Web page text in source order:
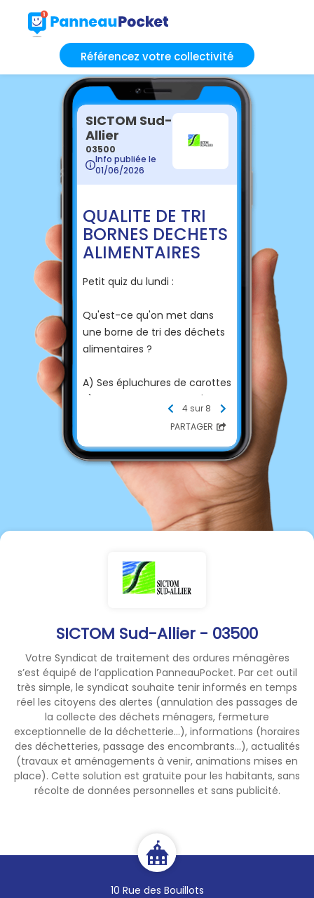
Référencez votre collectivité
SICTOM Sud-Allier - 03500
Votre Syndicat de traitement des ordures ménagères
s’est équipé de l’application PanneauPocket. Par cet outil
très simple, le syndicat souhaite tenir informés en temps
réel les citoyens des alertes (annulation des passages de
la collecte des déchets ménagers, fermeture
exceptionnelle de la déchetterie...), informations (horaires
des déchetteries, passage des encombrants...), actualités
(travaux et aménagements à venir, animations mises en
place). Cette solution est gratuite pour les habitants, sans
récolte de données personnelles et sans publicité.
10 Rue des Bouillots
SICTOM Sud-
Allier
03500
Info publiée le
01/06/2026
QUALITE DE TRI
BORNES DECHETS
ALIMENTAIRES
Petit quiz du lundi :
Qu'est-ce qu'on met dans
une borne de tri des déchets
alimentaires ?
A) Ses épluchures de carottes
B) Ses restes de pâtes d'il y a
C) Ses sacs poubelles noirs +
une paire de baskets + un lot
de vêtements
…Si vous avez répondu C, on a
besoin de parler !
magiques (même si le
compostage, ça tient un peu
alimentaires uniquement !
Alors la prochaine fois, avant
de déposer quoi que ce soit,
posez-vous la question : «Est-
ce que ça se mange» Non ?
Alors ce n'est pas pour nous.
Merci à tous ceux qui trient
bien — vous êtes les vrais
4 sur 8
PARTAGER